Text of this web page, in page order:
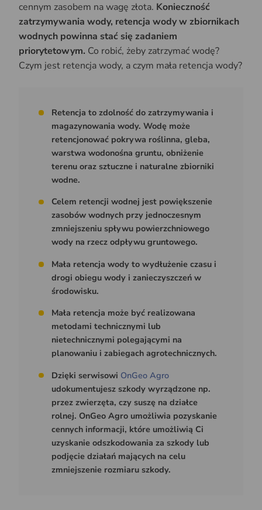
cennym zasobem na wagę złota. Konieczność
zatrzymywania wody, retencja wody w zbiornikach
wodnych powinna stać się zadaniem
priorytetowym. Co robić, żeby zatrzymać wodę?
Czym jest retencja wody, a czym mała retencja wody?
Retencja to zdolność do zatrzymywania i
magazynowania wody. Wodę może
retencjonować pokrywa roślinna, gleba,
warstwa wodonośna gruntu, obniżenie
terenu oraz sztuczne i naturalne zbiorniki
wodne.
Celem retencji wodnej jest powiększenie
zasobów wodnych przy jednoczesnym
zmniejszeniu spływu powierzchniowego
wody na rzecz odpływu gruntowego.
Mała retencja wody to wydłużenie czasu i
drogi obiegu wody i zanieczyszczeń w
środowisku.
Mała retencja może być realizowana
metodami technicznymi lub
nietechnicznymi polegającymi na
planowaniu i zabiegach agrotechnicznych.
Dzięki serwisowi OnGeo Agro
udokumentujesz szkody wyrządzone np.
przez zwierzęta, czy suszę na działce
rolnej. OnGeo Agro umożliwia pozyskanie
cennych informacji, które umożliwią Ci
uzyskanie odszkodowania za szkody lub
podjęcie działań mających na celu
zmniejszenie rozmiaru szkody.